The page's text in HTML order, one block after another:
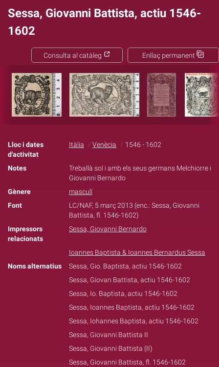
Sessa, Giovanni Battista, actiu 1546-
1602
Enllaç permanent
Consulta al catàleg
Lloc i dates
d'activitat
Itàlia Venècia 1546 - 1602
Notes
Treballà sol i amb els seus germans Melchiorre i
Giovanni Bernardo
Gènere
masculí
Font
LC/NAF, 5 març 2013 (enc.: Sessa, Giovanni
Battista, fl. 1546-1602)
Impressors
relacionats
Sessa, Giovanni Bernardo
Ioannes Baptista & Ioannes Bernardus Sessa
Noms alternatius
Sessa, Gio. Baptista, actiu 1546-1602
Sessa, Giovan Battista, actiu 1546-1602
Sessa, Io. Baptista, actiu 1546-1602
Sessa, Ioannes Baptista, actiu 1546-1602
Sessa, Iohannes Baptista, actiu 1546-1602
Sessa, Giovanni Battista II
Sessa, Giovanni Battista (II)
Sessa, Giovanni Battista, fl. 1546-1602